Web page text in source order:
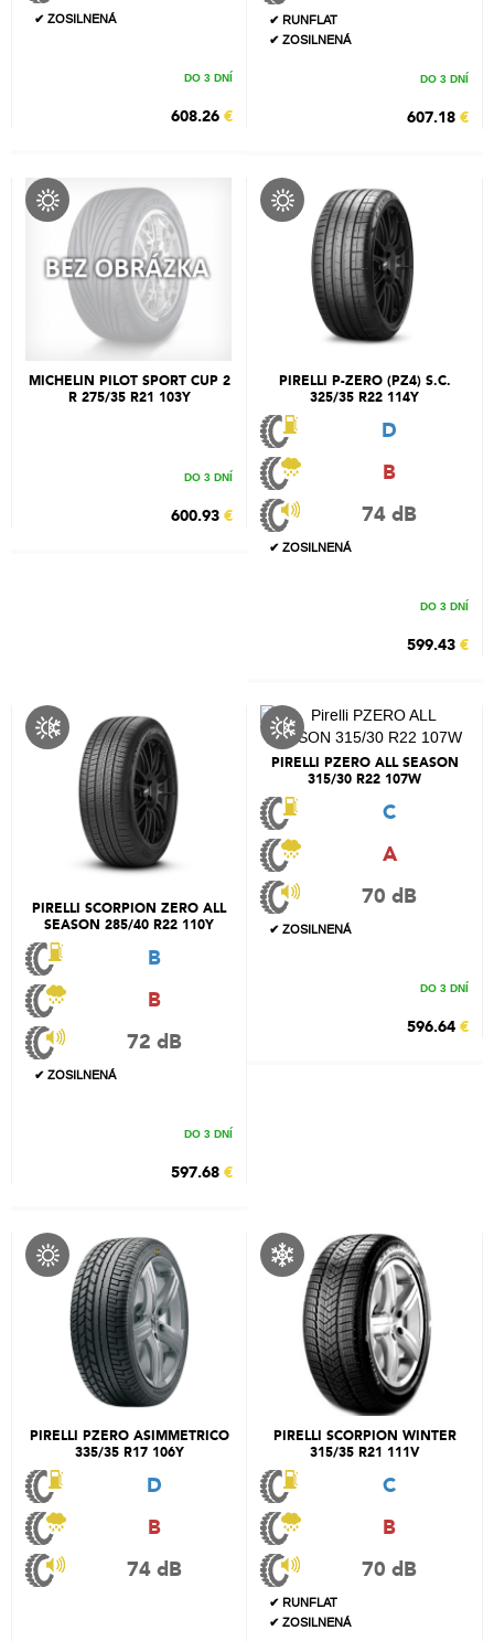
✔ ZOSILNENÁ
DO 3 DNÍ
608.26 €
✔ RUNFLAT
✔ ZOSILNENÁ
DO 3 DNÍ
607.18 €
MICHELIN PILOT SPORT CUP 2
R 275/35 R21 103Y
DO 3 DNÍ
600.93 €
PIRELLI P-ZERO (PZ4) S.C.
325/35 R22 114Y
D
B
74 dB
✔ ZOSILNENÁ
DO 3 DNÍ
599.43 €
PIRELLI SCORPION ZERO ALL
SEASON 285/40 R22 110Y
B
B
72 dB
✔ ZOSILNENÁ
DO 3 DNÍ
597.68 €
PIRELLI PZERO ALL SEASON
315/30 R22 107W
C
A
70 dB
✔ ZOSILNENÁ
DO 3 DNÍ
596.64 €
PIRELLI PZERO ASIMMETRICO
335/35 R17 106Y
D
B
74 dB
PIRELLI SCORPION WINTER
315/35 R21 111V
C
B
70 dB
✔ RUNFLAT
✔ ZOSILNENÁ